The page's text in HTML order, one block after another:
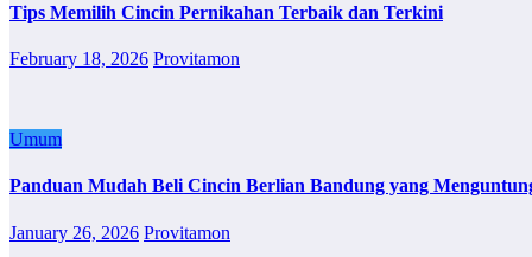
Tips Memilih Cincin Pernikahan Terbaik dan Terkini
February 18, 2026 Provitamon
Umum
Panduan Mudah Beli Cincin Berlian Bandung yang
January 26, 2026 Provitamon